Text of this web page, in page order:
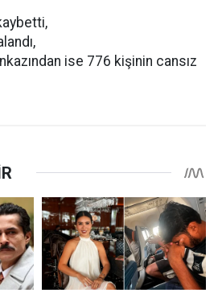
ise 776 kişinin cansız